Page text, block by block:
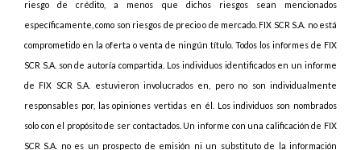
riesgo de crédito, a menos que dichos riesgos sean mencionados
específicamente, como son riesgos de precio o de mercado. FIX SCR S.A. no está
comprometido en la oferta o venta de ningún título. Todos los informes de FIX
SCR S.A. son de autoría compartida. Los individuos identificados en un informe
de FIX SCR S.A. estuvieron involucrados en, pero no son individualmente
responsables por, las opiniones vertidas en él. Los individuos son nombrados
solo con el propósito de ser contactados. Un informe con una calificación de FIX
SCR S.A. no es un prospecto de emisión ni un substituto de la información